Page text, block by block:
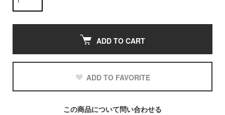
ADD TO CART
ADD TO FAVORITE
この商品について問い合わせる